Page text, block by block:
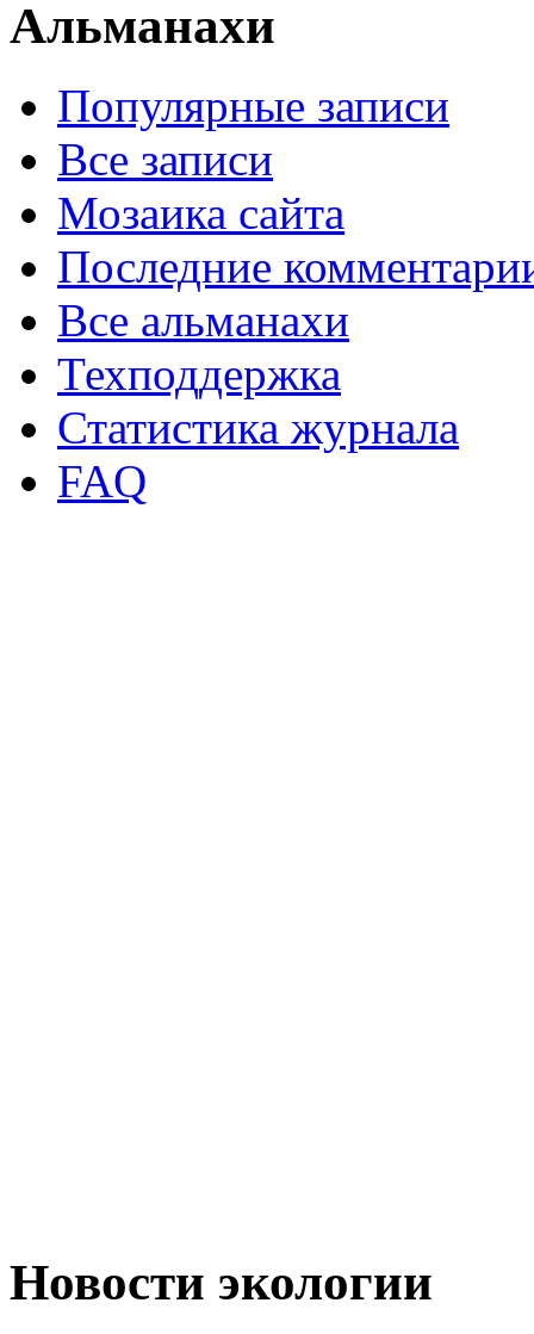
Альманахи
Популярные записи
Все записи
Мозаика сайта
Последние
Все альманахи
Техподдержка
Статистика журнала
FAQ
Новости экологии